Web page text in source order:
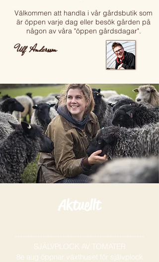
Välkommen att handla i vår gårdsbutik som
är öppen varje dag eller besök gården på
någon av våra "öppen gårdsdagar".
Ulf Andersson
Aktuellt
SJÄLVPLOCK AV TOMATER
8e aug öppnar växthuset för självplock